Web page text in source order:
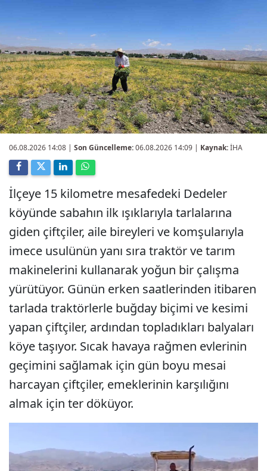
06.08.2026 14:08 | Son Güncelleme:06.08.2026 14:09 | Kaynak:İHA
İlçeye 15 kilometre mesafedeki Dedeler
köyünde sabahın ilk ışıklarıyla tarlalarına
giden çiftçiler, aile bireyleri ve komşularıyla
imece usulünün yanı sıra traktör ve tarım
makinelerini kullanarak yoğun bir çalışma
yürütüyor. Günün erken saatlerinden itibaren
tarlada traktörlerle buğday biçimi ve kesimi
yapan çiftçiler, ardından topladıkları balyaları
köye taşıyor. Sıcak havaya rağmen evlerinin
geçimini sağlamak için gün boyu mesai
harcayan çiftçiler, emeklerinin karşılığını
almak için ter döküyor.